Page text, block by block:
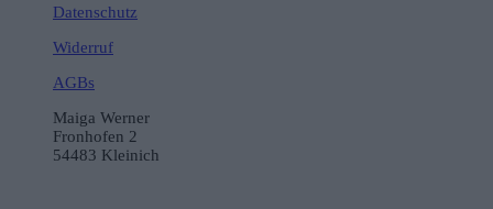
Datenschutz
Widerruf
AGBs
Maiga Werner
Fronhofen 2
54483 Kleinich